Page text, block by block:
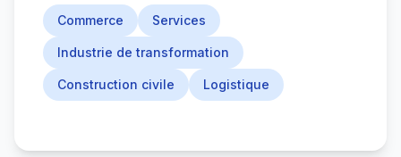
Commerce Services
Industrie de transformation
Construction civile Logistique